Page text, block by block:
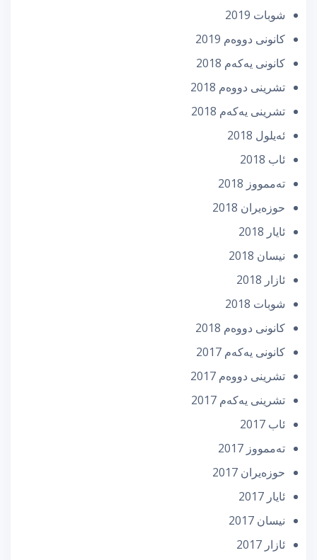
شوبات 2019
كانونی دووه‌م 2019
كانونی یه‌كه‌م 2018
تشرینی دووه‌م 2018
تشرینی یه‌كه‌م 2018
ئه‌یلول 2018
ئاب 2018
تەممووز 2018
حوزه‌یران 2018
ئایار 2018
نیسان 2018
ئازار 2018
شوبات 2018
كانونی دووه‌م 2018
كانونی یه‌كه‌م 2017
تشرینی دووه‌م 2017
تشرینی یه‌كه‌م 2017
ئاب 2017
تەممووز 2017
حوزه‌یران 2017
ئایار 2017
نیسان 2017
ئازار 2017